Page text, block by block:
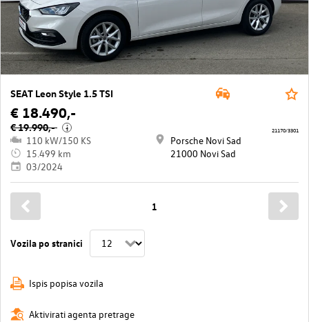
SEAT Leon Style 1.5 TSI
€ 18.490,-
€ 19.990,- i
110 kW/150 KS
15.499 km
03/2024
Porsche Novi Sad
21000 Novi Sad
21170/3301
Vozila po stranici
1
Ispis popisa vozila
Aktivirati agenta pretrage